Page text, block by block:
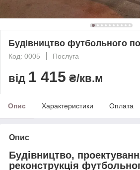
Будівництво футбольного
Код: 0005 Послуга
від 1 415 ₴/кв.м
Опис Характеристики Оплата
Опис
Будівництво,
реконструкція